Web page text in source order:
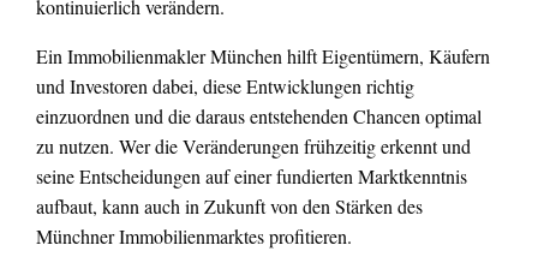
kontinuierlich verändern.
Ein Immobilienmakler München hilft Eigentümern, Käufern
und Investoren dabei, diese Entwicklungen richtig
einzuordnen und die daraus entstehenden Chancen optimal
zu nutzen. Wer die Veränderungen frühzeitig erkennt und
seine Entscheidungen auf einer fundierten Marktkenntnis
aufbaut, kann auch in Zukunft von den Stärken des
Münchner Immobilienmarktes profitieren.